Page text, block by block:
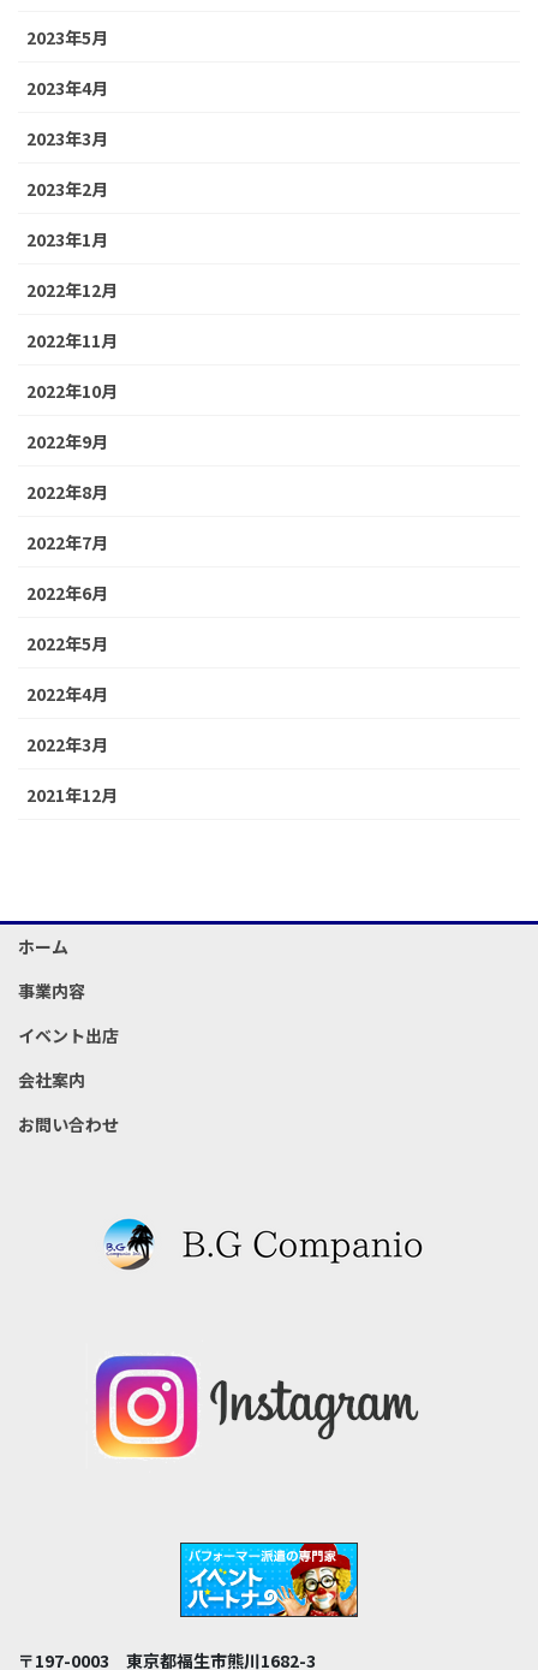
2023年5月
2023年4月
2023年3月
2023年2月
2023年1月
2022年12月
2022年11月
2022年10月
2022年9月
2022年8月
2022年7月
2022年6月
2022年5月
2022年4月
2022年3月
2021年12月
ホーム
事業内容
イベント出店
会社案内
お問い合わせ
〒197-0003 東京都福生市熊川1682-3